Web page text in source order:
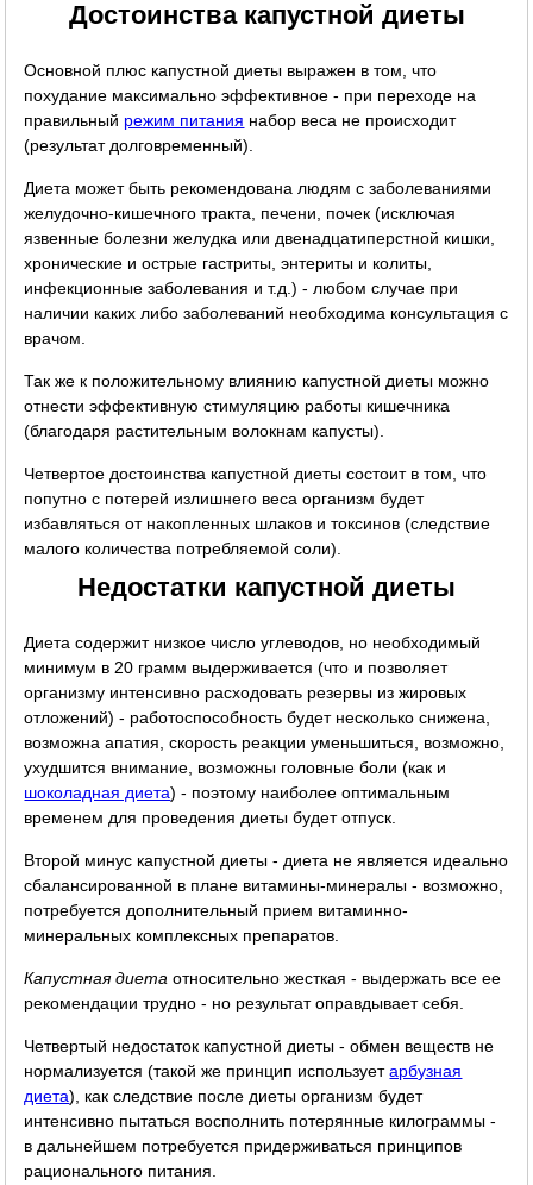
Достоинства капустной диеты
Основной плюс капустной диеты выражен в том, что
похудание максимально эффективное - при переходе на
правильный режим питания набор веса не происходит
(результат долговременный).
Диета может быть рекомендована людям с заболеваниями
желудочно-кишечного тракта, печени, почек (исключая
язвенные болезни желудка или двенадцатиперстной кишки,
хронические и острые гастриты, энтериты и колиты,
инфекционные заболевания и т.д.) - любом случае при
наличии каких либо заболеваний необходима консультация с
врачом.
Так же к положительному влиянию капустной диеты можно
отнести эффективную стимуляцию работы кишечника
(благодаря растительным волокнам капусты).
Четвертое достоинства капустной диеты состоит в том, что
попутно с потерей излишнего веса организм будет
избавляться от накопленных шлаков и токсинов (следствие
малого количества потребляемой соли).
Недостатки капустной диеты
Диета содержит низкое число углеводов, но необходимый
минимум в 20 грамм выдерживается (что и позволяет
организму интенсивно расходовать резервы из жировых
отложений) - работоспособность будет несколько снижена,
возможна апатия, скорость реакции уменьшиться, возможно,
ухудшится внимание, возможны головные боли (как и
шоколадная диета) - поэтому наиболее оптимальным
временем для проведения диеты будет отпуск.
Второй минус капустной диеты - диета не является идеально
сбалансированной в плане витамины-минералы - возможно,
потребуется дополнительный прием витаминно-
минеральных комплексных препаратов.
Капустная диета относительно жесткая - выдержать все ее
рекомендации трудно - но результат оправдывает себя.
Четвертый недостаток капустной диеты - обмен веществ не
нормализуется (такой же принцип используетарбузная
диета), как следствие после диеты организм будет
интенсивно пытаться восполнить потерянные килограммы -
в дальнейшем потребуется придерживаться принципов
рационального питания.